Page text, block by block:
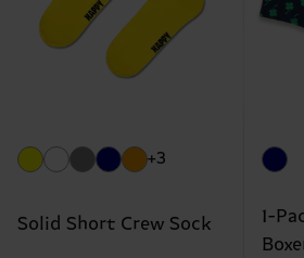
+3
Solid Short Crew Sock
1-